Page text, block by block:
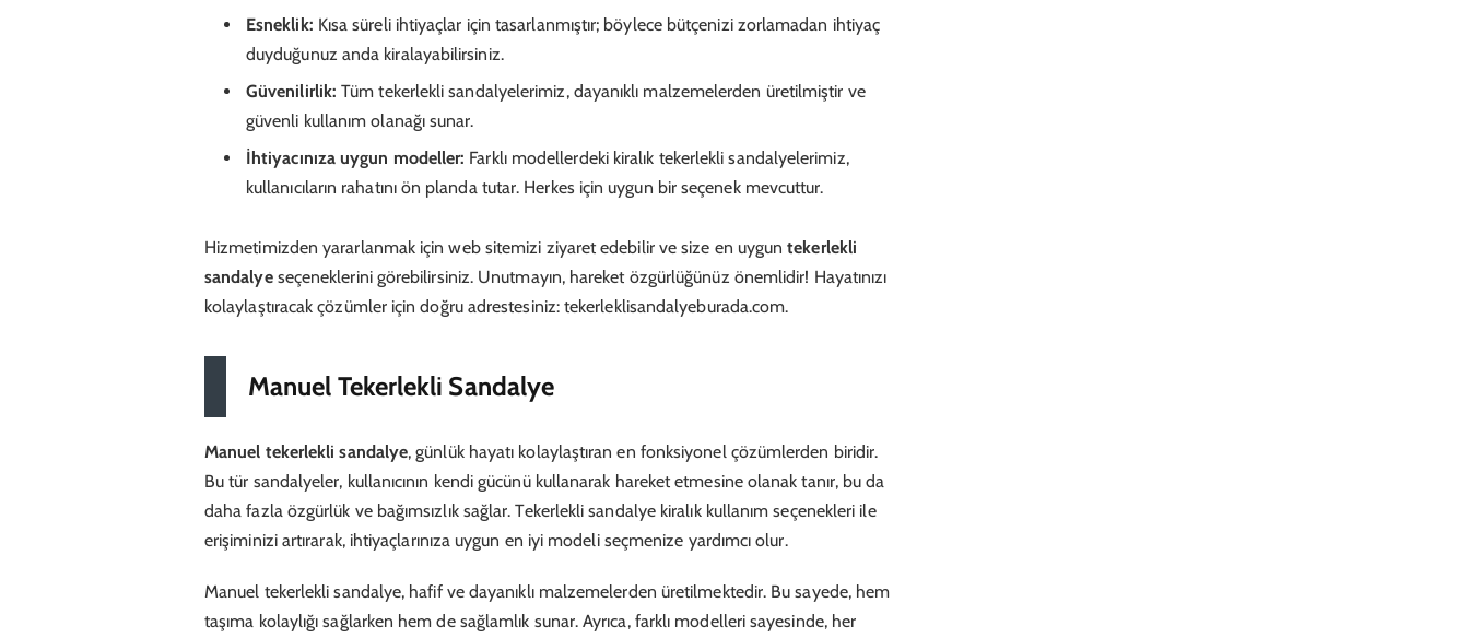
Esneklik: Kısa süreli ihtiyaçlar için tasarlanmıştır; böylece bütçenizi zorlamadan ihtiyaç
duyduğunuz anda kiralayabilirsiniz.
Güvenilirlik: Tüm tekerlekli sandalyelerimiz, dayanıklı malzemelerden üretilmiştir ve
güvenli kullanım olanağı sunar.
İhtiyacınıza uygun modeller: Farklı modellerdeki kiralık tekerlekli sandalyelerimiz,
kullanıcıların rahatını ön planda tutar. Herkes için uygun bir seçenek mevcuttur.
Hizmetimizden yararlanmak için web sitemizi ziyaret edebilir ve size en uyguntekerlekli
sandalyeseçeneklerini görebilirsiniz. Unutmayın, hareket özgürlüğünüz önemlidir! Hayatınızı
kolaylaştıracak çözümler için doğru adrestesiniz: tekerleklisandalyeburada.com.
Manuel Tekerlekli Sandalye
Manuel tekerlekli sandalye, günlük hayatı kolaylaştıran en fonksiyonel çözümlerden biridir.
Bu tür sandalyeler, kullanıcının kendi gücünü kullanarak hareket etmesine olanak tanır, bu da
daha fazla özgürlük ve bağımsızlık sağlar. Tekerlekli sandalye kiralık kullanım seçenekleri ile
erişiminizi artırarak, ihtiyaçlarınıza uygun en iyi modeli seçmenize yardımcı olur.
Manuel tekerlekli sandalye, hafif ve dayanıklı malzemelerden üretilmektedir. Bu sayede, hem
taşıma kolaylığı sağlarken hem de sağlamlık sunar. Ayrıca, farklı modelleri sayesinde, her